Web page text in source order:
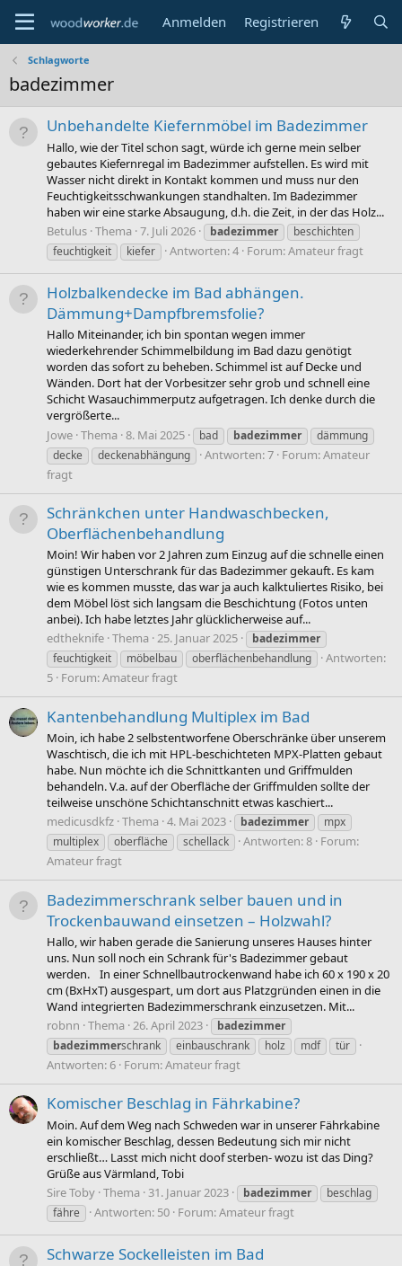
Anmelden Registrieren
Schlagworte
badezimmer
Unbehandelte Kiefernmöbel im Badezimmer
Hallo, wie der Titel schon sagt, würde ich gerne mein selber
gebautes Kiefernregal im Badezimmer aufstellen. Es wird mit
Wasser nicht direkt in Kontakt kommen und muss nur den
Feuchtigkeitsschwankungen standhalten. Im Badezimmer
haben wir eine starke Absaugung, d.h. die Zeit, in der das Holz...
Betulus Thema 7. Juli 2026 badezimmer
beschichten
feuchtigkeit
kiefer Antworten: 4 Forum:Amateur fragt
Holzbalkendecke im Bad abhängen.
Dämmung+Dampfbremsfolie?
Hallo Miteinander, ich bin spontan wegen immer
wiederkehrender Schimmelbildung im Bad dazu genötigt
worden das sofort zu beheben. Schimmel ist auf Decke und
Wänden. Dort hat der Vorbesitzer sehr grob und schnell eine
Schicht Wasauchimmerputz aufgetragen. Ich denke durch die
vergrößerte...
Jowe Thema 8. Mai 2025 bad badezimmer
dämmung
decke
deckenabhängung Antworten: 7 Forum:Amateur
fragt
Schränkchen unter Handwaschbecken,
Oberflächenbehandlung
Moin! Wir haben vor 2 Jahren zum Einzug auf die schnelle einen
günstigen Unterschrank für das Badezimmer gekauft. Es kam
wie es kommen musste, das war ja auch kalktuliertes Risiko, bei
dem Möbel löst sich langsam die Beschichtung (Fotos unten
anbei). Ich habe letztes Jahr glücklicherweise auf...
edtheknife Thema 25. Januar 2025
badezimmer
feuchtigkeit
möbelbau oberflächenbehandlung
Antworten:
5 Forum:Amateur fragt
Kantenbehandlung Multiplex im Bad
Moin, ich habe 2 selbstentworfene Oberschränke über unserem
Waschtisch, die ich mit HPL-beschichteten MPX-Platten gebaut
habe. Nun möchte ich die Schnittkanten und Griffmulden
behandeln. V.a. auf der Oberfläche der Griffmulden sollte der
teilweise unschöne Schichtanschnitt etwas kaschiert...
medicusdkfz Thema 4. Mai 2023 badezimmer
mpx
multiplex
oberfläche schellack Antworten: 8 Forum:
Amateur fragt
Badezimmerschrank selber bauen und in
Trockenbauwand einsetzen – Holzwahl?
Hallo, wir haben gerade die Sanierung unseres Hauses hinter
uns. Nun soll noch ein Schrank für's Badezimmer gebaut
werden. In einer Schnellbautrockenwand habe ich 60 x 190 x 20
cm (BxHxT) ausgespart, um dort aus Platzgründen einen in die
Wand integrierten Badezimmerschrank einzusetzen. Mit...
robnn Thema 26. April 2023
badezimmer
badezimmerschrank einbauschrank holz mdf tür
Antworten: 6 Forum:Amateur fragt
Komischer Beschlag in Fährkabine?
Moin. Auf dem Weg nach Schweden war in unserer Fährkabine
ein komischer Beschlag, dessen Bedeutung sich mir nicht
erschließt… Lasst mich nicht doof sterben- wozu ist das Ding?
Grüße aus Värmland, Tobi
Sire Toby Thema 31. Januar 2023 badezimmer
beschlag
fähre
Antworten: 50 Forum:Amateur fragt
Schwarze Sockelleisten im Bad